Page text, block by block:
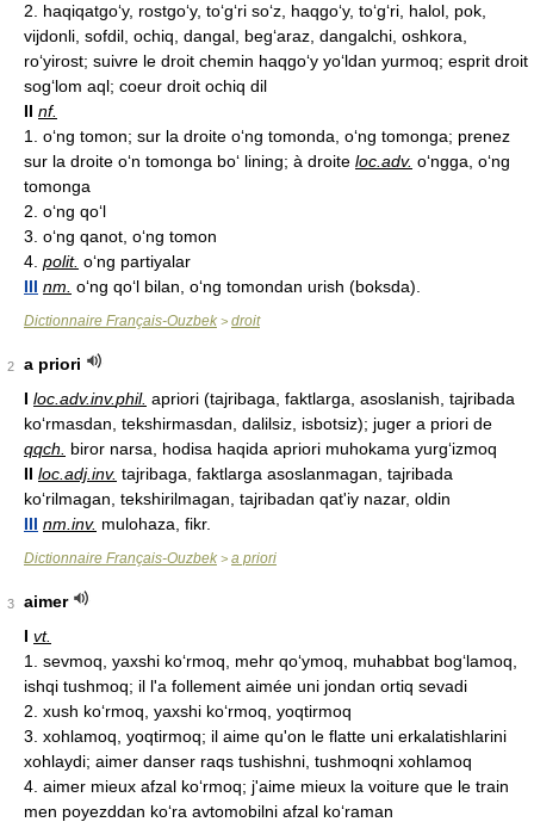
2. haqiqatgo‘y, rostgo‘y, to‘g‘ri so‘z, haqgo‘y, to‘g‘ri, halol, pok,
vijdonli, sofdil, ochiq, dangal, beg‘araz, dangalchi, oshkora,
ro‘yirost; suivre le droit chemin haqgo‘y yo‘ldan yurmoq; esprit droit
sog‘lom aql; coeur droit ochiq dil
II nf.
1. o‘ng tomon; sur la droite o‘ng tomonda, o‘ng tomonga; prenez
sur la droite o‘n tomonga bo‘ lining; à droite loc. adv. o‘ngga, o‘ng
tomonga
2. o‘ng qo‘l
3. o‘ng qanot, o‘ng tomon
4. polit. o‘ng partiyalar
III nm. o‘ng qo‘l bilan, o‘ng tomondan urish (boksda).
Dictionnaire Français-Ouzbek > droit
2
a priori
I loc. adv.inv.phil. apriori (tajribaga, faktlarga, asoslanish, tajribada
ko‘rmasdan, tekshirmasdan, dalilsiz, isbotsiz); juger a priori de
qqch.
biror narsa, hodisa haqida apriori muhokama yurg‘izmoq
II loc. adj.inv. tajribaga, faktlarga asoslanmagan, tajribada
ko‘rilmagan, tekshirilmagan, tajribadan qat'iy nazar, oldin
III nm. inv. mulohaza, fikr.
Dictionnaire Français-Ouzbek > a priori
3
aimer
I vt.
1. sevmoq, yaxshi ko‘rmoq, mehr qo‘ymoq, muhabbat bog‘lamoq,
ishqi tushmoq; il l'a follement aimée uni jondan ortiq sevadi
2. xush ko‘rmoq, yaxshi ko‘rmoq, yoqtirmoq
3. xohlamoq, yoqtirmoq; il aime qu'on le flatte uni erkalatishlarini
xohlaydi; aimer danser raqs tushishni, tushmoqni xohlamoq
4. aimer mieux afzal ko‘rmoq; j'aime mieux la voiture que le train
men poyezddan ko‘ra avtomobilni afzal ko‘raman